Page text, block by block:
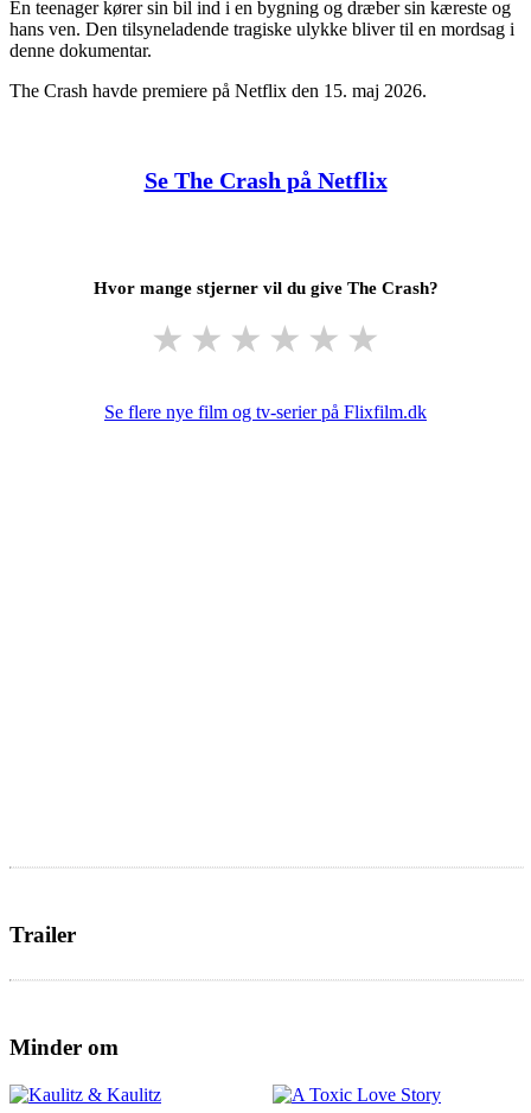
En teenager kører sin bil ind i en bygning og dræber sin kæreste og
hans ven. Den tilsyneladende tragiske ulykke bliver til en mordsag i
denne dokumentar.
The Crash havde premiere på Netflix den 15. maj 2026.
Se The Crash på Netflix
Hvor mange stjerner vil du give The Crash?
★ ★ ★ ★ ★ ★
Se flere nye film og tv-serier på Flixfilm.dk
Trailer
Minder om